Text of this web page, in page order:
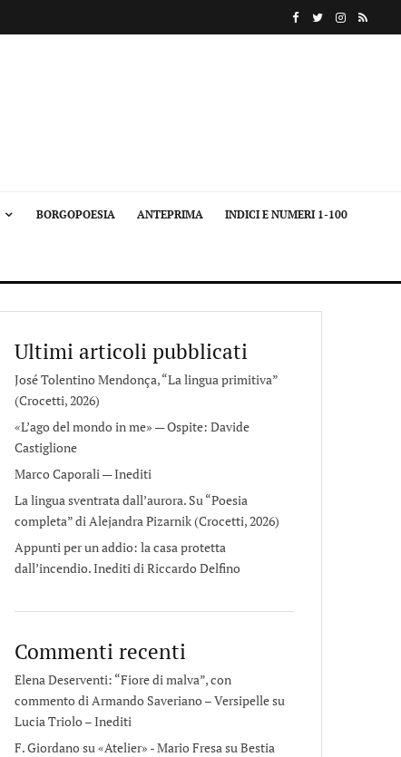
BORGOPOESIA ANTEPRIMA INDICI E NUMERI 1-100
Ultimi articoli pubblicati
José Tolentino Mendonça, “La lingua primitiva”
(Crocetti, 2026)
«L’ago del mondo in me» — Ospite: Davide
Castiglione
Marco Caporali — Inediti
La lingua sventrata dall’aurora. Su “Poesia
completa” di Alejandra Pizarnik (Crocetti, 2026)
Appunti per un addio: la casa protetta
dall’incendio. Inediti di Riccardo Delfino
Commenti recenti
Elena Deserventi: “Fiore di malva”, con
commento di Armando Saveriano – Versipellesu
Lucia Triolo – Inediti
F. Giordano su «Atelier» - Mario FresasuBestia